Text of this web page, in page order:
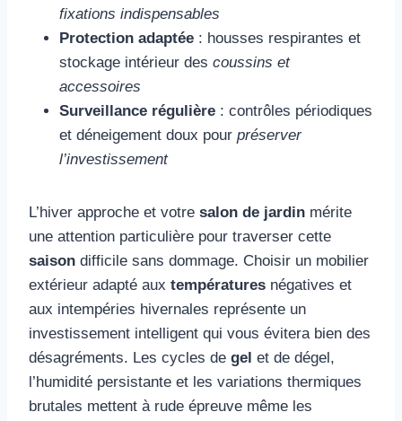
fixations indispensables
Protection adaptée : housses respirantes et
stockage intérieur des coussins et
accessoires
Surveillance régulière : contrôles périodiques
et déneigement doux pour préserver
l’investissement
L’hiver approche et votre salon de jardin mérite
une attention particulière pour traverser cette
saison difficile sans dommage. Choisir un mobilier
extérieur adapté aux températures négatives et
aux intempéries hivernales représente un
investissement intelligent qui vous évitera bien des
désagréments. Les cycles de gel et de dégel,
l’humidité persistante et les variations thermiques
brutales mettent à rude épreuve même les